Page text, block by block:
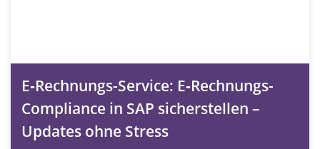
E‑Rechnungs-Service: E‑Rechnungs-
Compliance in SAP sicherstellen –
Updates ohne Stress